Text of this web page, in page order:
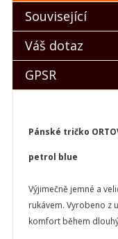
Související
Váš dotaz
GPSR
Pánské tričko
petrol blue
Výjimečně jemné a
rukávem. Vyrobeno z
komfort během